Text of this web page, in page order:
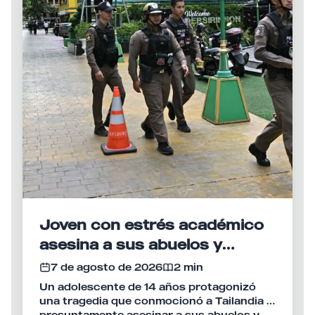
Joven con estrés académico
asesina a sus abuelos y
desata tiroteo en escuela de
Tailandia
7 de agosto de 2026
2 min
Un adolescente de 14 años protagonizó
una tragedia que conmocionó a Tailandia al